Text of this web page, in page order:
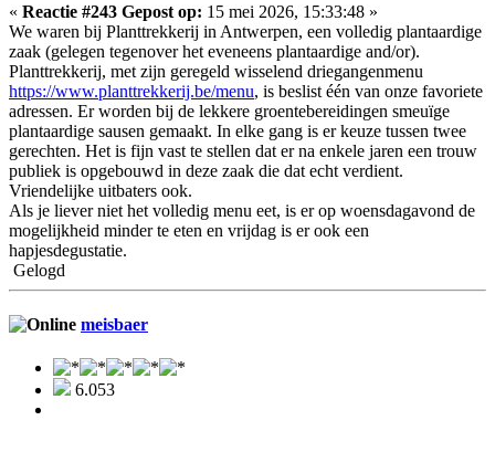
« Reactie #243 Gepost op: 15 mei 2026, 15:33:48 »
We waren bij Planttrekkerij in Antwerpen, een volledig plantaardige
zaak (gelegen tegenover het eveneens plantaardige and/or).
Planttrekkerij, met zijn geregeld wisselend driegangenmenu
https://www.planttrekkerij.be/menu, is beslist één van onze favoriete
adressen. Er worden bij de lekkere groentebereidingen smeuïge
plantaardige sausen gemaakt. In elke gang is er keuze tussen twee
gerechten. Het is fijn vast te stellen dat er na enkele jaren een trouw
publiek is opgebouwd in deze zaak die dat echt verdient.
Vriendelijke uitbaters ook.
Als je liever niet het volledig menu eet, is er op woensdagavond de
mogelijkheid minder te eten en vrijdag is er ook een
hapjesdegustatie.
Gelogd
meisbaer
6.053